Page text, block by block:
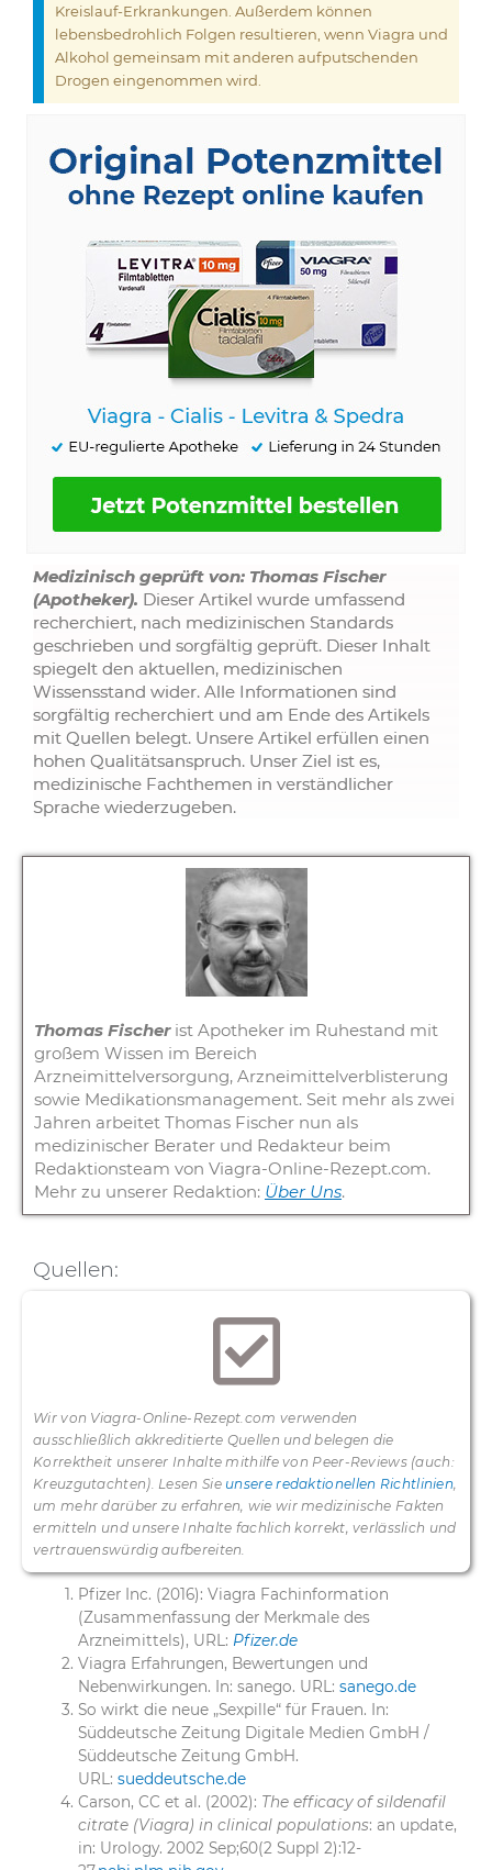
Kreislauf-Erkrankungen. Außerdem können
lebensbedrohlich Folgen resultieren, wenn Viagra und
Alkohol gemeinsam mit anderen aufputschenden
Drogen eingenommen wird.
Medizinisch geprüft von: Thomas Fischer
(Apotheker). Dieser Artikel wurde umfassend
recherchiert, nach medizinischen Standards
geschrieben und sorgfältig geprüft. Dieser Inhalt
spiegelt den aktuellen, medizinischen
Wissensstand wider. Alle Informationen sind
sorgfältig recherchiert und am Ende des Artikels
mit Quellen belegt. Unsere Artikel erfüllen einen
hohen Qualitätsanspruch. Unser Ziel ist es,
medizinische Fachthemen in verständlicher
Sprache wiederzugeben.
Thomas Fischerist Apotheker im Ruhestand mit
großem Wissen im Bereich
Arzneimittelversorgung, Arzneimittelverblisterung
sowie Medikationsmanagement. Seit mehr als zwei
Jahren arbeitet Thomas Fischer nun als
medizinischer Berater und Redakteur beim
Redaktionsteam von Viagra-Online-Rezept.com.
Mehr zu unserer Redaktion: Über Uns.
Quellen:
Wir von Viagra-Online-Rezept.com verwenden
ausschließlich akkreditierte Quellen und belegen die
Korrektheit unserer Inhalte mithilfe von Peer-Reviews (auch:
Kreuzgutachten). Lesen Sie unsere redaktionellen Richtlinien,
um mehr darüber zu erfahren, wie wir medizinische Fakten
ermitteln und unsere Inhalte fachlich korrekt, verlässlich und
vertrauenswürdig aufbereiten.
Pfizer Inc. (2016): Viagra Fachinformation
(Zusammenfassung der Merkmale des
Arzneimittels), URL: Pfizer.de
Viagra Erfahrungen, Bewertungen und
Nebenwirkungen. In: sanego. URL:sanego.de
So wirkt die neue „Sexpille“ für Frauen. In:
Süddeutsche Zeitung Digitale Medien GmbH /
Süddeutsche Zeitung GmbH.
URL:sueddeutsche.de
Carson, CC et al. (2002): The efficacy of sildenafil
citrate (Viagra) in clinical populations: an update,
in: Urology. 2002 Sep;60(2 Suppl 2):12-